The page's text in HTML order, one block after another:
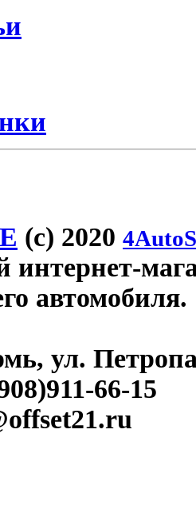
(c) 2020
интернет-
автомобиля.
ул.
66-15